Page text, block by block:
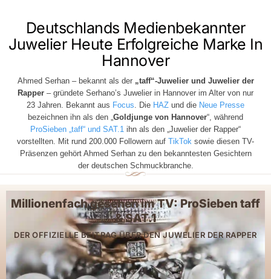
Deutschlands Medienbekannter
Juwelier Heute Erfolgreiche Marke In
Hannover
Ahmed Serhan – bekannt als der „taff“-Juwelier und Juwelier der
Rapper – gründete Serhano’s Juwelier in Hannover im Alter von nur
23 Jahren. Bekannt aus Focus. Die HAZ und die Neue Presse
bezeichnen ihn als den „Goldjunge von Hannover“, während
ProSieben „taff“ und SAT.1 ihn als den „Juwelier der Rapper“
vorstellten. Mit rund 200.000 Followern auf TikTok sowie diesen TV-
Präsenzen gehört Ahmed Serhan zu den bekanntesten Gesichtern
der deutschen Schmuckbranche.
Millionenfach gesehen im TV: ProSieben taff
& SAT.1
DER OFFIZIELLE BEITRAG ÜBER DEN JUWELIER DER RAPPER